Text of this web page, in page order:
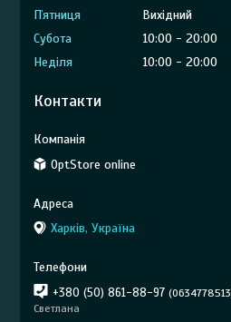
Пʼятниця
Вихідний
Субота
10:00
20:00
Неділя
10:00 20:00
Контакти
OptStore online
Харків, Україна
+380 (50) 861-88-97 0634778513
Светлана